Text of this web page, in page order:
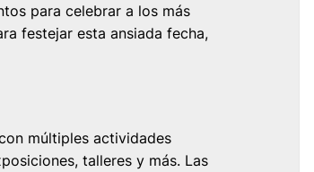
para celebrar a los más
festejar esta ansiada fecha,
múltiples actividades
talleres y más. Las